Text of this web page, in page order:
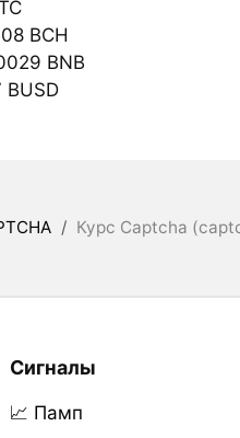
BCH
BNB
/ Курс Captcha
Сигналы
📈 Памп